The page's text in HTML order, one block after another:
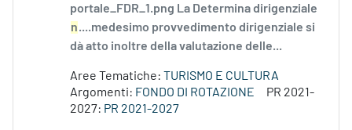
portale_FDR_1.png La Determina dirigenziale
n....medesimo provvedimento dirigenziale si
dà atto inoltre della valutazione delle...
Aree Tematiche: TURISMO E CULTURA
Argomenti: FONDO DI ROTAZIONE
PR 2021-
2027: PR 2021-2027